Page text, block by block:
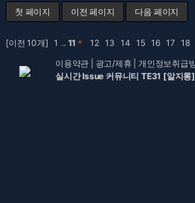
첫 페이지 이전 페이지 다음 페이지
[이전 10개] 1 .. 11 ＊ 12 13 14 15 16 17 18
이용약관
광고/제휴 |개인정보취급
실시간 Issue 커뮤니티 TE31 [알지